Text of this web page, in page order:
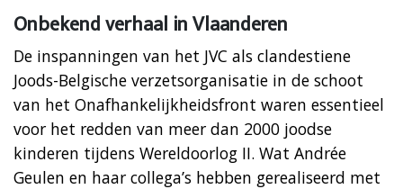
Onbekend verhaal in Vlaanderen
De inspanningen van het JVC als clandestiene
Joods-Belgische verzetsorganisatie in de schoot
van het Onafhankelijkheidsfront waren essentieel
voor het redden van meer dan 2000 joodse
kinderen tijdens Wereldoorlog II. Wat Andrée
Geulen en haar collega’s hebben gerealiseerd met